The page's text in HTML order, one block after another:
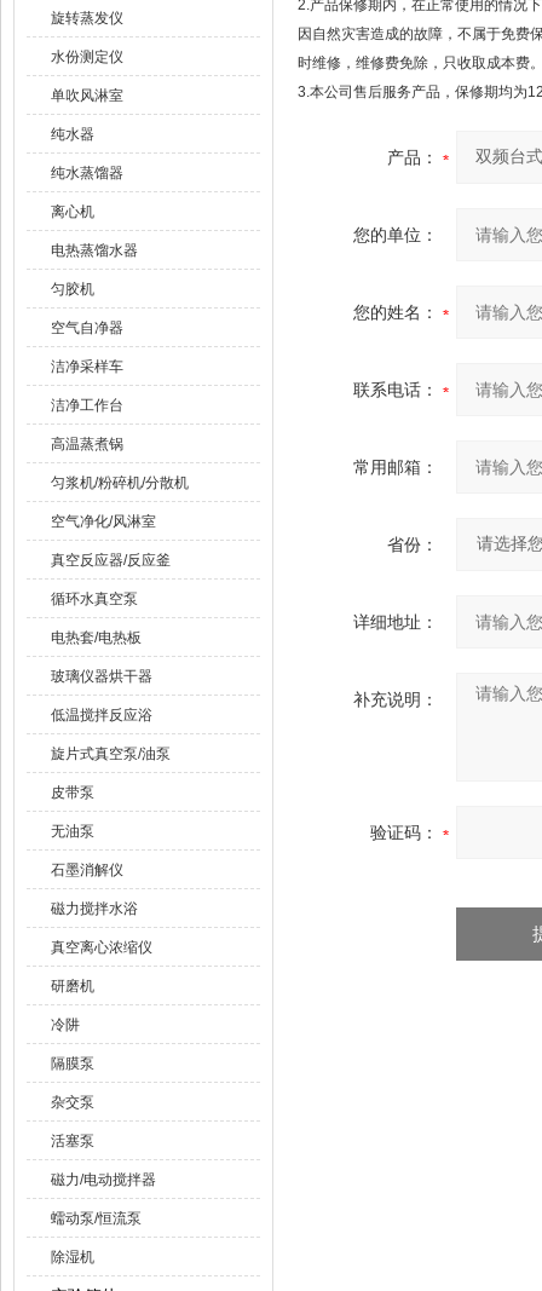
旋转蒸发仪
水份测定仪
单吹风淋室
纯水器
纯水蒸馏器
离心机
电热蒸馏水器
匀胶机
空气自净器
洁净采样车
洁净工作台
高温蒸煮锅
匀浆机/粉碎机/分散机
空气净化/风淋室
真空反应器/反应釜
循环水真空泵
电热套/电热板
玻璃仪器烘干器
低温搅拌反应浴
旋片式真空泵/油泵
皮带泵
无油泵
石墨消解仪
磁力搅拌水浴
真空离心浓缩仪
研磨机
冷阱
隔膜泵
杂交泵
活塞泵
磁力/电动搅拌器
蠕动泵/恒流泵
除湿机
2.产品保修期内，在正常使用的情况
因自然灾害造成的故障，不属于免费
时维修，维修费免除，只收取成本费
3.本公司售后服务产品，保修期均为
产品：
您的单位：
您的姓名：
联系电话：
常用邮箱：
省份：
详细地址：
补充说明：
验证码：